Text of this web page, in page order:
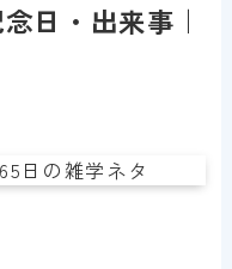
日・出来事｜